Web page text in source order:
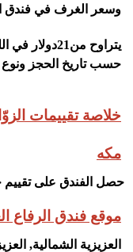
وسعر الغرف في فندق
يتراوح من21دولار في
حسب تاريخ الحجز ونوع
خلاصة تقييمات
مكه
حصل الفندق على تقييم
موقع فندق الرفاع